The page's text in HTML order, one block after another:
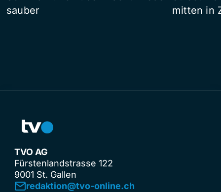
sauber
mitten in
TVO AG
Fürstenlandstrasse 122
9001 St. Gallen
redaktion@tvo-online.ch